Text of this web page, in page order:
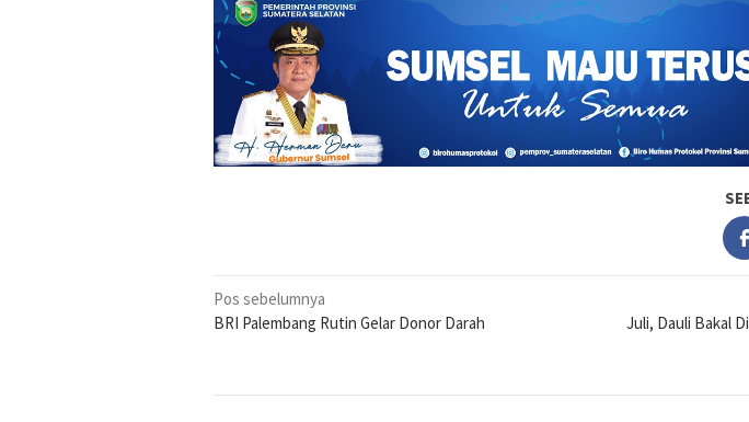
Navigasi
pos
Pos sebelumnya
BRI Palembang Rutin Gelar Donor Darah
Juli, Dauli Bakal